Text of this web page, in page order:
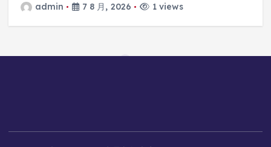
admin 7 8 月, 2026 1 views